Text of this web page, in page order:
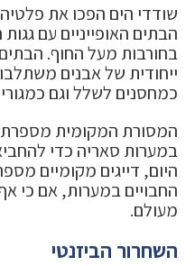
שודדי הים הפכו את
הבתים האופייניים עם
בחורבות מעל החוף.
ייחודית של אבנים
כמחסנים לשלל וגם
המסורת המקומית
במערות סאריה כדי
היום, דייגים מקומיים
החבויים במערות, אם כי
מעולם.
השחרור הביזנטי